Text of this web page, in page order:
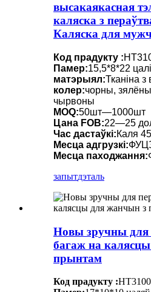
высакаякасная
каляска з
Каляска для
Код прадукту :
Памер:15,5*8*22 цалі
матэрыял:Тканіна
колер:чорны,
чырвоны
MOQ:50шт—1000шт
Цана FOB:22—25
Час дастаўкі:Каля
Месца адгрузкі:
Месца паходжання:
запытдэталь
Новы зручны для
багаж на
прынтам
Код прадукту :